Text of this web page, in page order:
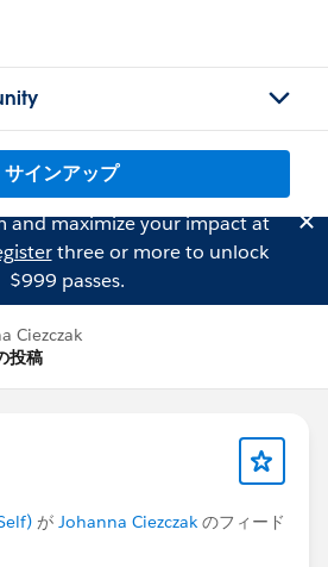
サインアップ
and maximize your impact at
three or more to unlock
$999 passes.
Ciezczak
投稿
が Johanna Ciezczak のフィード